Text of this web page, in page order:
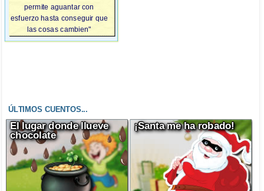
permite aguantar con
esfuerzo hasta conseguir que
las cosas cambien"
ÚLTIMOS CUENTOS...
El lugar donde llueve
chocolate
¡Santa me ha robado!